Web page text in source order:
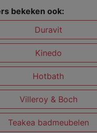
bekeken ook:
Duravit
Kinedo
Hotbath
Villeroy & Boch
Teakea badmeubelen